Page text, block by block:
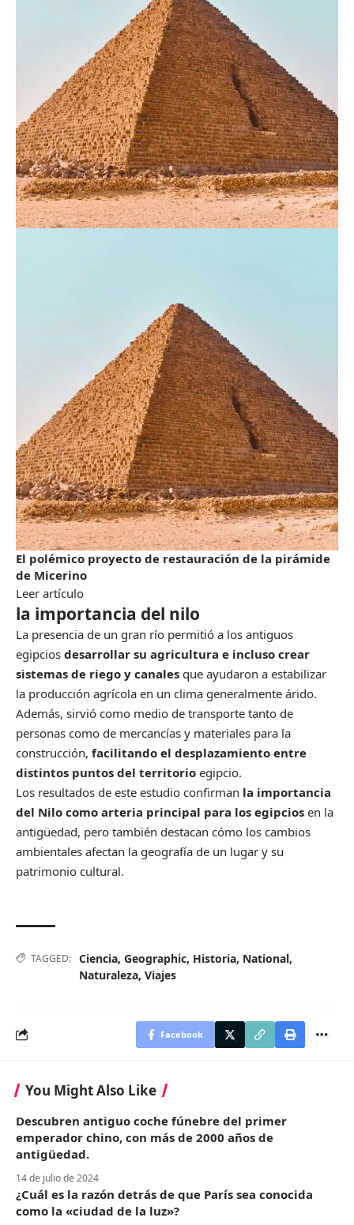
El polémico proyecto de restauración de la pirámide
de Micerino
Leer artículo
la importancia del nilo
La presencia de un gran río permitió a los antiguos
egipcios desarrollar su agricultura e incluso crear
sistemas de riego y canales que ayudaron a estabilizar
la producción agrícola en un clima generalmente árido.
Además, sirvió como medio de transporte tanto de
personas como de mercancías y materiales para la
construcción, facilitando el desplazamiento entre
distintos puntos del territorio egipcio.
Los resultados de este estudio confirman la importancia
del Nilo como arteria principal para los egipcios en la
antigüedad, pero también destacan cómo los cambios
ambientales afectan la geografía de un lugar y su
patrimonio cultural.
TAGGED: Ciencia, Geographic, Historia, National,
Naturaleza, Viajes
Facebook
You Might Also Like
Descubren antiguo coche fúnebre del primer
emperador chino, con más de 2000 años de
antigüedad.
14 de julio de 2024
¿Cuál es la razón detrás de que París sea conocida
como la «ciudad de la luz»?